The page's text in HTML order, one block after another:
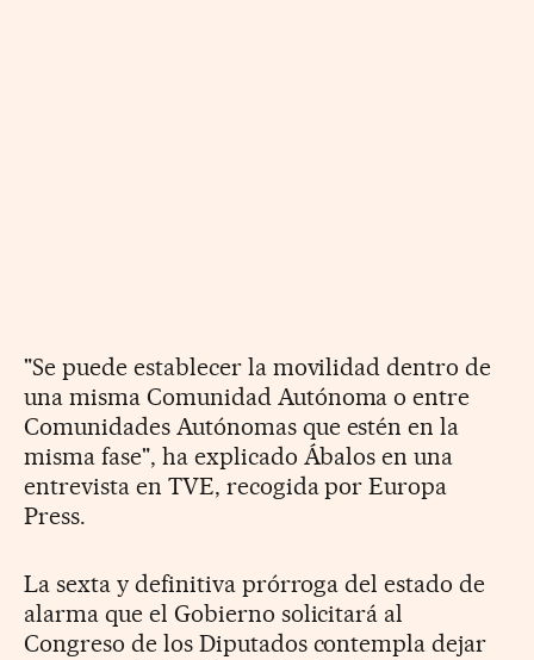
"Se puede establecer la movilidad dentro de
una misma Comunidad Autónoma o entre
Comunidades Autónomas que estén en la
misma fase", ha explicado Ábalos en una
entrevista en TVE, recogida por Europa
Press.
La sexta y definitiva prórroga del estado de
alarma que el Gobierno solicitará al
Congreso de los Diputados contempla dejar